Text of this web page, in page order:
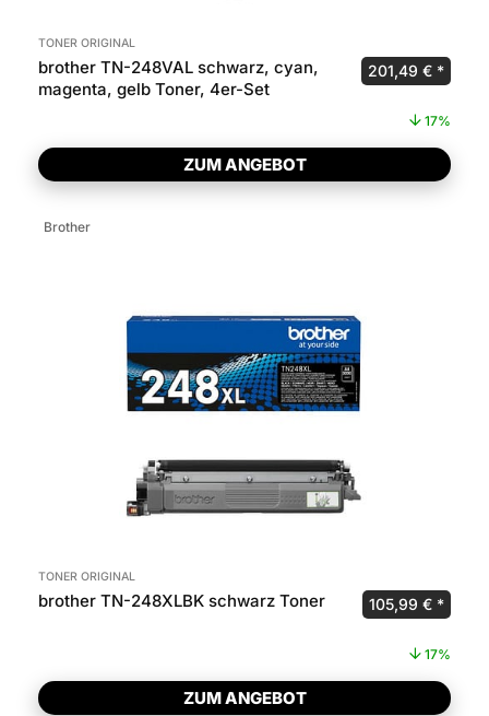
TONER ORIGINAL
brother TN-248VAL schwarz, cyan,
magenta, gelb Toner, 4er-Set
Ursprünglicher
201,49 €
17%
ZUM ANGEBOT
Brother
TONER ORIGINAL
brother TN-248XLBK schwarz Toner Ursprünglicher
105,99 €
17%
ZUM ANGEBOT